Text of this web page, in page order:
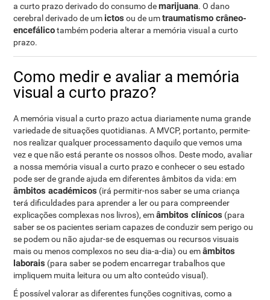
a curto prazo derivado do consumo demarijuana. O dano
cerebral derivado de um ictos ou de umtraumatismo crâneo-
encefálicotambém poderia alterar a memória visual a curto
prazo.
Como medir e avaliar a memória
visual a curto prazo?
A memória visual a curto prazo actua diariamente numa grande
variedade de situações quotidianas. A MVCP, portanto, permite-
nos realizar qualquer processamento daquilo que vemos uma
vez e que não está perante os nossos olhos. Deste modo, avaliar
a nossa memória visual a curto prazo e conhecer o seu estado
pode ser de grande ajuda em diferentes âmbitos da vida: em
âmbitos académicos (irá permitir-nos saber se uma criança
terá dificuldades para aprender a ler ou para compreender
explicações complexas nos livros), emâmbitos clínicos (para
saber se os pacientes seriam capazes de conduzir sem perigo ou
se podem ou não ajudar-se de esquemas ou recursos visuais
mais ou menos complexos no seu dia-a-dia) ou emâmbitos
laborais (para saber se podem encarregar trabalhos que
impliquem muita leitura ou um alto conteúdo visual).
É possível valorar as diferentes funções cognitivas, como a